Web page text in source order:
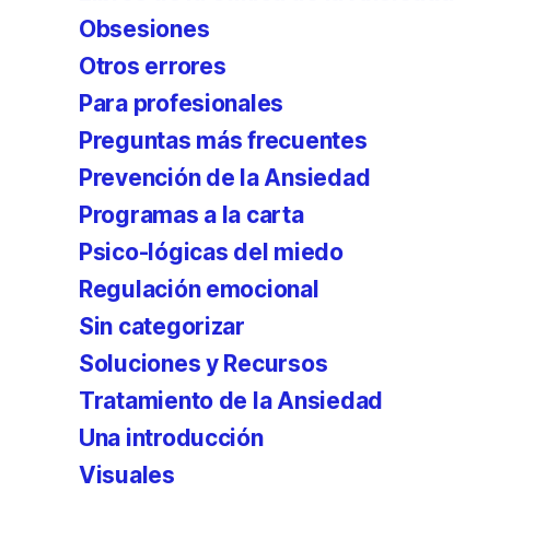
Obsesiones
Otros errores
Para profesionales
Preguntas más frecuentes
Prevención de la Ansiedad
Programas a la carta
Psico-lógicas del miedo
Regulación emocional
Sin categorizar
Soluciones y Recursos
Tratamiento de la Ansiedad
Una introducción
Visuales